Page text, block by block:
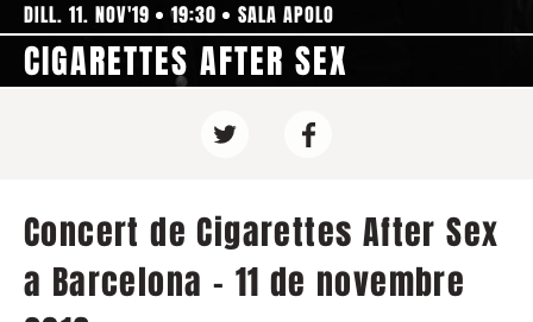
DILL. 11. NOV'19 19:30 SALA APOLO
CIGARETTES AFTER SEX
Concert de Cigarettes After Sex
a Barcelona - 11 de novembre